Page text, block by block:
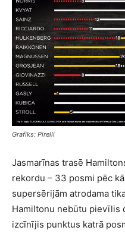
Grafiks: Pirelli
Jasmarīnas trasē
rekordu – 33 posmi pēc
supersērijām atrodama
Hamiltonu nebūtu pievīlis
izcīnījis punktus katrā